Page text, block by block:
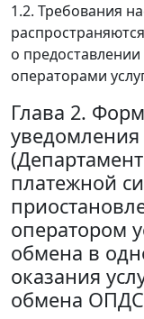
1.2. Требования
о
операторами
Глава 2.
уведомления
платежной
оператором
обмена в
оказания
обмена ОПДС